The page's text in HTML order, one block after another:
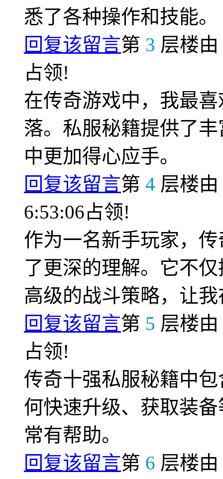
悉了各种操作和技能。
回复该留言第 3 层楼由
占领!
在传奇游戏中，我最
落。私服秘籍提供了
中更加得心应手。
回复该留言第 4 层楼由
6:53:06占领!
作为一名新手玩家，
了更深的理解。它不
高级的战斗策略，让
回复该留言第 5 层楼由
占领!
传奇十强私服秘籍中
何快速升级、获取装
常有帮助。
回复该留言第 6 层楼由